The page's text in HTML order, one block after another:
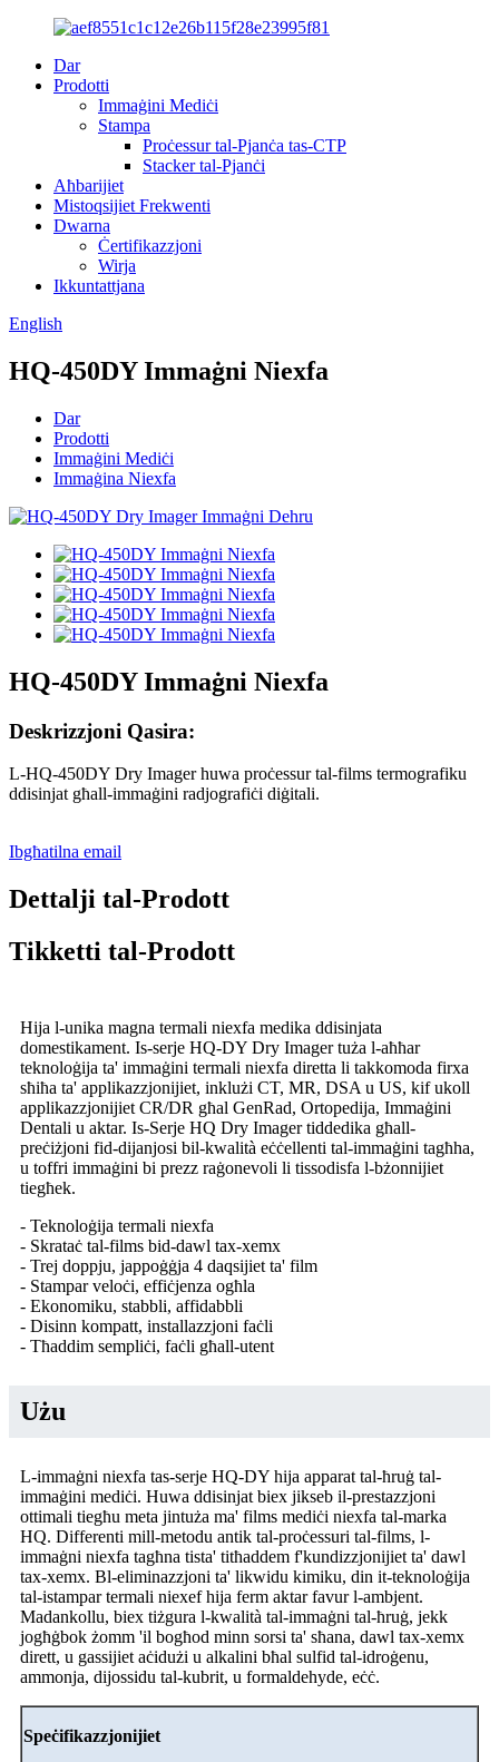
Dar
Prodotti
Immaġini Mediċi
Stampa
Proċessur tal-Pjanċa tas-CTP
Stacker tal-Pjanċi
Aħbarijiet
Mistoqsijiet Frekwenti
Dwarna
Ċertifikazzjoni
Wirja
Ikkuntattjana
English
HQ-450DY Immaġni Niexfa
Dar
Prodotti
Immaġini Mediċi
Immaġina Niexfa
HQ-450DY Immaġni Niexfa
Deskrizzjoni Qasira:
L-HQ-450DY Dry ​​Imager huwa proċessur tal-films termografiku
ddisinjat għall-immaġini radjografiċi diġitali.
Ibgħatilna email
Dettalji tal-Prodott
Tikketti tal-Prodott
Hija l-unika magna termali niexfa medika ddisinjata
domestikament. Is-serje HQ-DY Dry ​​Imager tuża l-aħħar
teknoloġija ta' immaġini termali niexfa diretta li takkomoda firxa
sħiħa ta' applikazzjonijiet, inklużi CT, MR, DSA u US, kif ukoll
applikazzjonijiet CR/DR għal GenRad, Ortopedija, Immaġini
Dentali u aktar. Is-Serje HQ Dry Imager tiddedika għall-
preċiżjoni fid-dijanjosi bil-kwalità eċċellenti tal-immaġini tagħha,
u toffri immaġini bi prezz raġonevoli li tissodisfa l-bżonnijiet
tiegħek.
- Teknoloġija termali niexfa
- Skrataċ tal-films bid-dawl tax-xemx
- Trej doppju, jappoġġja 4 daqsijiet ta' film
- Stampar veloċi, effiċjenza ogħla
- Ekonomiku, stabbli, affidabbli
- Disinn kompatt, installazzjoni faċli
- Tħaddim sempliċi, faċli għall-utent
Użu
L-immaġni niexfa tas-serje HQ-DY hija apparat tal-ħruġ tal-
immaġini mediċi. Huwa ddisinjat biex jikseb il-prestazzjoni
ottimali tiegħu meta jintuża ma' films mediċi niexfa tal-marka
HQ. Differenti mill-metodu antik tal-proċessuri tal-films, l-
immaġni niexfa tagħna tista' titħaddem f'kundizzjonijiet ta' dawl
tax-xemx. Bl-eliminazzjoni ta' likwidu kimiku, din it-teknoloġija
tal-istampar termali niexef hija ferm aktar favur l-ambjent.
Madankollu, biex tiżgura l-kwalità tal-immaġni tal-ħruġ, jekk
jogħġbok żomm 'il bogħod minn sorsi ta' sħana, dawl tax-xemx
dirett, u gassijiet aċidużi u alkalini bħal sulfid tal-idroġenu,
ammonja, dijossidu tal-kubrit, u formaldehyde, eċċ.
Speċifikazzjonijiet